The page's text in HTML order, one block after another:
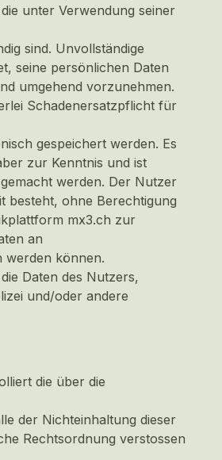
unter Verwendung seiner
sind. Unvollständige
seine persönlichen Daten
umgehend vorzunehmen.
Schadenersatzpflicht für
gespeichert werden. Es
zur Kenntnis und ist
werden. Der Nutzer
besteht, ohne Berechtigung
mx3.ch zur
an
werden können.
Daten des Nutzers,
und/oder andere
die über die
der Nichteinhaltung dieser
Rechtsordnung verstossen